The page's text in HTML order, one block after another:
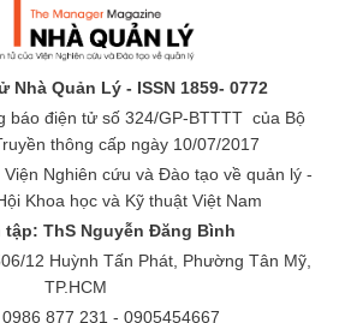
Viện Nghiên cứu và Đào tạo về quản lý -
Khoa học và Kỹ thuật Việt Nam
12 Huỳnh Tấn Phát, Phường Tân Mỹ,
TP.HCM
877 231 - 0905454667
toasoan@nhaquanly.vn
- ĐÓNG GÓP Ý KIẾN-
LIÊN HỆ QUẢNG
BÁO GIÁ QUẢNG CÁO